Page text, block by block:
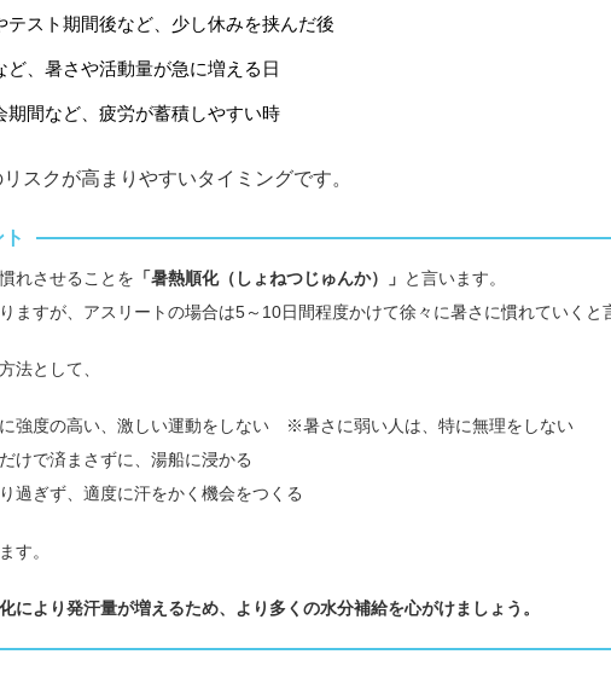
テスト期間後など、少し休みを挟んだ後
ど、暑さや活動量が急に増える日
期間など、疲労が蓄積しやすい時
スクが高まりやすいタイミングです。
れさせることを 「暑熱順化（しょねつじゅんか）」 と言います。
ますが、アスリートの場合は5～10日間程度かけて徐々に暑さに慣れていくと
法として、
に強度の高い、激しい運動をしない ※暑さに弱い人は、特に無理をしない
けで済まさずに、湯船に浸かる
過ぎず、適度に汗をかく機会をつくる
す。
により発汗量が増えるため、より多くの水分補給を心がけましょう。